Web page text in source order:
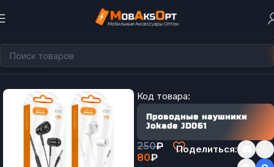
Главная
Код товара:
Проводные наушники
Jokade JD061
250₽
80₽
Поделиться: